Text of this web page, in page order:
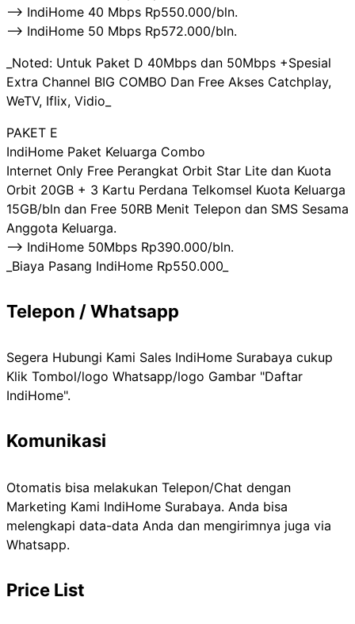
——> IndiHome 40 Mbps Rp550.000/bln.
——> IndiHome 50 Mbps Rp572.000/bln.
_Noted: Untuk Paket D 40Mbps dan 50Mbps +Spesial
Extra Channel BIG COMBO Dan Free Akses Catchplay,
WeTV, Iflix, Vidio_
PAKET E
IndiHome Paket Keluarga Combo
Internet Only Free Perangkat Orbit Star Lite dan Kuota
Orbit 20GB + 3 Kartu Perdana Telkomsel Kuota Keluarga
15GB/bln dan Free 50RB Menit Telepon dan SMS Sesama
Anggota Keluarga.
——> IndiHome 50Mbps Rp390.000/bln.
_Biaya Pasang IndiHome Rp550.000_
Telepon / Whatsapp
Segera Hubungi Kami Sales IndiHome Surabaya cukup
Klik Tombol/logo Whatsapp/logo Gambar "Daftar
IndiHome".
Komunikasi
Otomatis bisa melakukan Telepon/Chat dengan
Marketing Kami IndiHome Surabaya. Anda bisa
melengkapi data-data Anda dan mengirimnya juga via
Whatsapp.
Price List